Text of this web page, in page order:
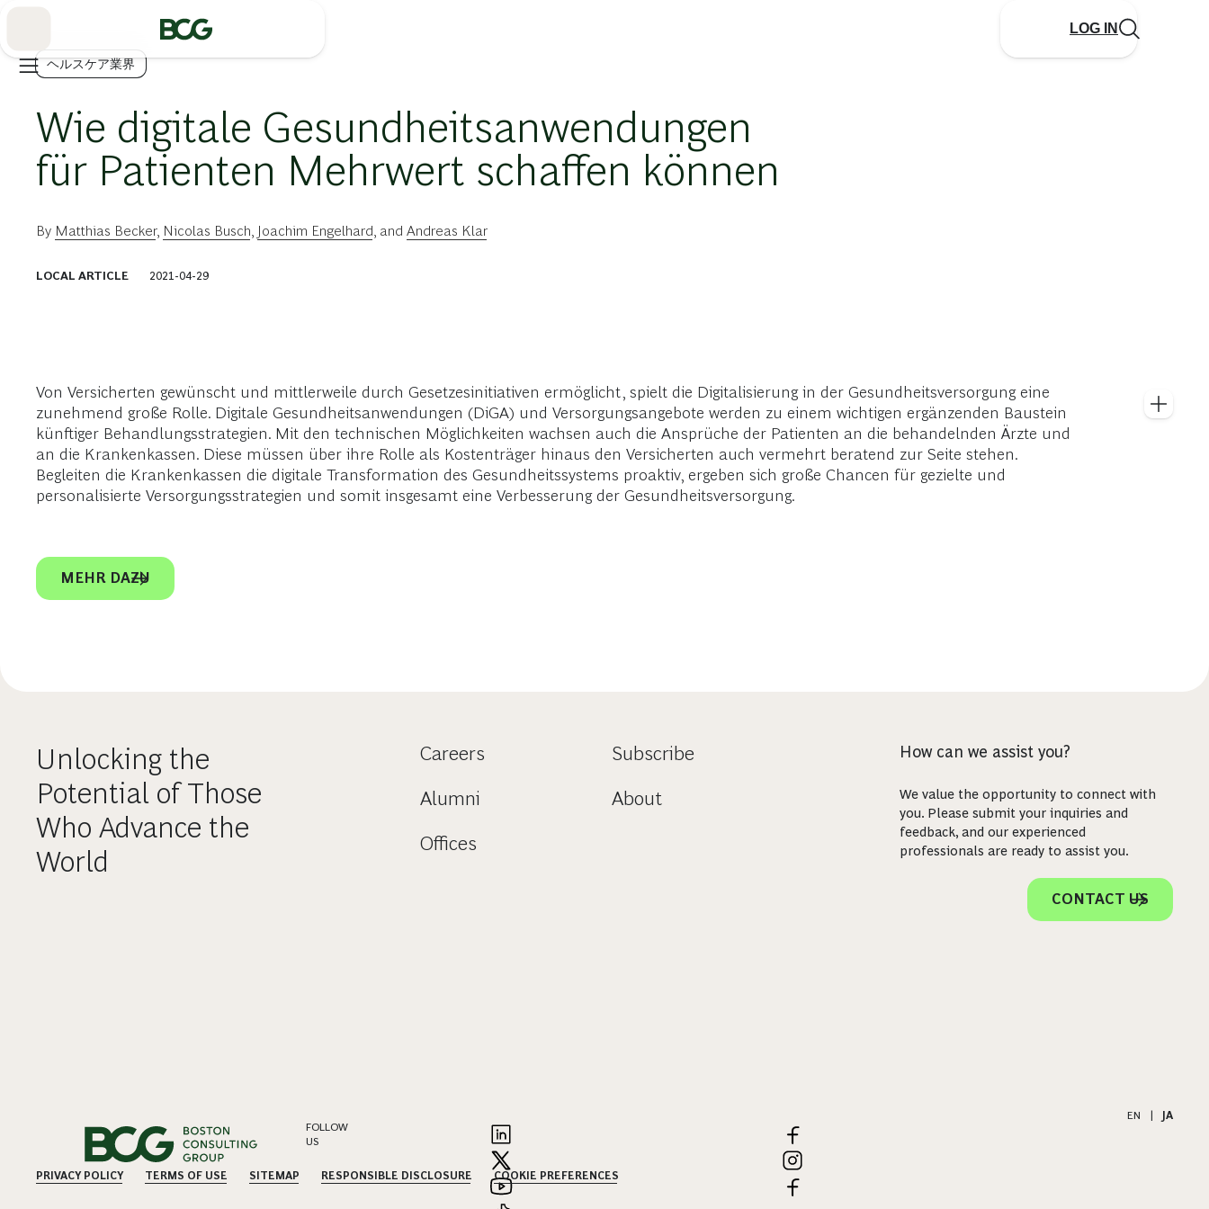
LOG IN
ヘルスケア業界
Wie digitale Gesundheitsanwendungen
für Patienten Mehrwert schaffen können
By Matthias Becker, Nicolas Busch Joachim Engelhard , and Andreas Klar
LOCAL ARTICLE 2021-04-29
Von Versicherten gewünscht und mittlerweile durch Gesetzesinitiativen ermöglicht, spielt die Digitalisierung in der Gesundheitsversorgung eine
zunehmend große Rolle. Digitale Gesundheitsanwendungen (DiGA) und Versorgungsangebote werden zu einem wichtigen ergänzenden Baustein
künftiger Behandlungsstrategien. Mit den technischen Möglichkeiten wachsen auch die Ansprüche der Patienten an die behandelnden Ärzte und
an die Krankenkassen. Diese müssen über ihre Rolle als Kostenträger hinaus den Versicherten auch vermehrt beratend zur Seite stehen.
Begleiten die Krankenkassen die digitale Transformation des Gesundheitssystems proaktiv, ergeben sich große Chancen für gezielte und
personalisierte Versorgungsstrategien und somit insgesamt eine Verbesserung der Gesundheitsversorgung.
MEHR DAZU
Unlocking the
Potential of Those
Who Advance the
World
Careers
Alumni
Offices
Subscribe
About
How can we assist you?
We value the opportunity to connect with
you. Please submit your inquiries and
feedback, and our experienced
professionals are ready to assist you.
CONTACT US
EN
JA
FOLLOW
US
PRIVACY POLICY TERMS OF USE SITEMAP RESPONSIBLE DISCLOSURE COOKIE PREFERENCES